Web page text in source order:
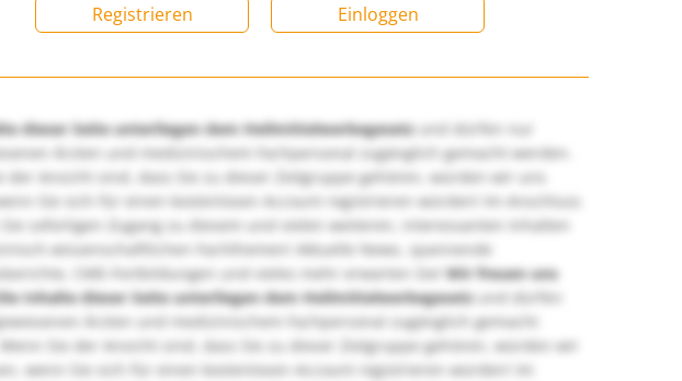
Registrieren Einloggen
dieser Seite unterliegen dem Heilmittelwerbegesetzund dürfen nur
Ärzten und medizinischem Fachpersonal zugänglich gemacht werden.
der Ansicht sind, dass Sie zu dieser Zielgruppe gehören, würden wir uns
Sie sich für einen kostenlosen Account registrieren würden! Im Anschluss
sofortigen Zugang zu diesem und vielen weiteren, interessanten Inhalten
wissenschaftlichen Fachthemen! Aktuelle News, spannende
CME-Fortbildungen und vieles mehr erwarten Sie!Wir freuen uns
Inhalte dieser Seite unterliegen dem Heilmittelwerbegesetzund dürfen
Ärzten und medizinischem Fachpersonal zugänglich gemacht
Sie der Ansicht sind, dass Sie zu dieser Zielgruppe gehören, würden wir
wenn Sie sich für einen kostenlosen Account registrieren würden! Im